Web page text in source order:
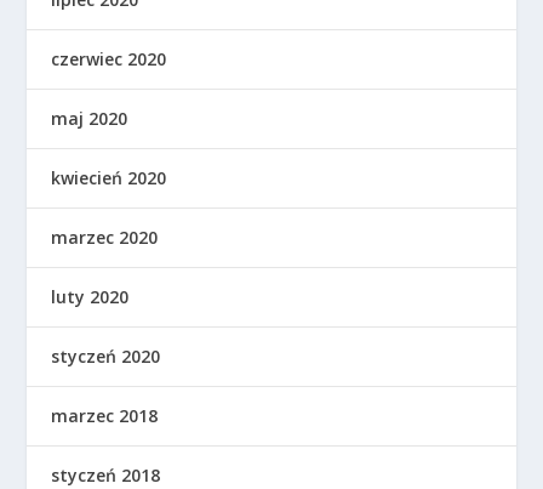
czerwiec 2020
maj 2020
kwiecień 2020
marzec 2020
luty 2020
styczeń 2020
marzec 2018
styczeń 2018